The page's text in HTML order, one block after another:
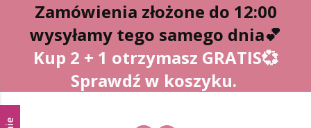
Zamówienia złożone do 12:00
wysyłamy tego samego dnia💕
Kup 2 + 1 otrzymasz GRATIS💞
Sprawdź w koszyku.